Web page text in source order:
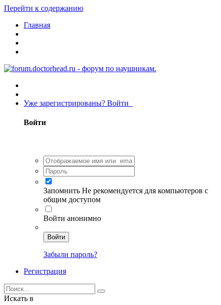
Перейти к содержанию
Главная
Уже зарегистрированы? Войти
Войти
Запомнить Не рекомендуется для компьютеров с
общим доступом
Войти анонимно
Войти
Забыли пароль?
Регистрация
Искать в